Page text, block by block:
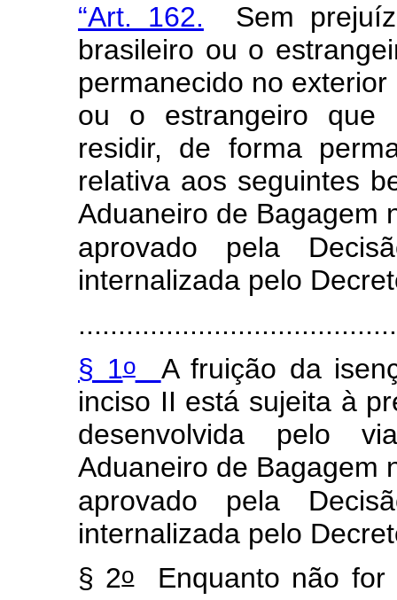
“Art. 162. Sem
brasileiro ou o
permanecido no
ou o estrangeiro que
residir, de forma
relativa aos seguintes
Aduaneiro de Bagagem
aprovado pela
internalizada pelo
§ 1o
A fruição da
inciso II está sujeita à
desenvolvida pelo
Aduaneiro de Bagagem
aprovado pela
internalizada pelo
§ 2oEnquanto não for